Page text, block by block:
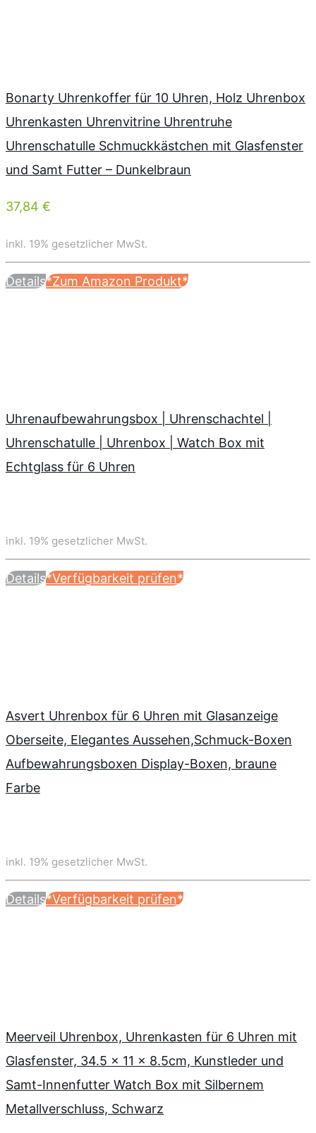
Bonarty Uhrenkoffer für 10 Uhren, Holz Uhrenbox
Uhrenkasten Uhrenvitrine Uhrentruhe
Uhrenschatulle Schmuckkästchen mit Glasfenster
und Samt Futter – Dunkelbraun
37,84 €
inkl. 19% gesetzlicher MwSt.
Details*Zum Amazon Produkt*
Uhrenaufbewahrungsbox | Uhrenschachtel |
Uhrenschatulle | Uhrenbox | Watch Box mit
Echtglass für 6 Uhren
inkl. 19% gesetzlicher MwSt.
Details*Verfügbarkeit prüfen*
Asvert Uhrenbox für 6 Uhren mit Glasanzeige
Oberseite, Elegantes Aussehen,Schmuck-Boxen
Aufbewahrungsboxen Display-Boxen, braune
Farbe
inkl. 19% gesetzlicher MwSt.
Details*Verfügbarkeit prüfen*
Meerveil Uhrenbox, Uhrenkasten für 6 Uhren mit
Glasfenster, 34.5 x 11 x 8.5cm, Kunstleder und
Samt-Innenfutter Watch Box mit Silbernem
Metallverschluss, Schwarz